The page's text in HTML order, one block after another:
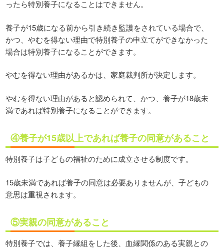
ったら特別養子になることはできません。
養子が15歳になる前から引き続き監護をされている場合で、
かつ、やむを得ない理由で特別養子の申立てができなかった
場合は特別養子になることができます。
やむを得ない理由があるかは、家庭裁判所が決定します。
やむを得ない理由があると認められて、かつ、養子が18歳未
満であれば特別養子になることができます。
④養子が15歳以上であれば養子の同意があること
特別養子は子どもの福祉のために成立させる制度です。
15歳未満であれば養子の同意は必要ありませんが、子どもの
意思は重視されます。
⑤実親の同意があること
特別養子では、養子縁組をした後、血縁関係のある実親との